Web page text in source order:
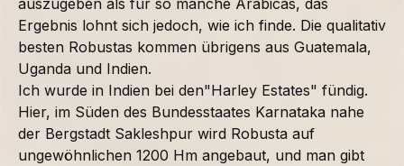
Ergebnis lohnt sich jedoch, wie ich finde. Die qualitativ
besten Robustas kommen übrigens aus Guatemala,
Uganda und Indien.
Ich wurde in Indien bei den"Harley Estates" fündig.
Hier, im Süden des Bundesstaates Karnataka nahe
der Bergstadt Sakleshpur wird Robusta auf
ungewöhnlichen 1200 Hm angebaut, und man gibt